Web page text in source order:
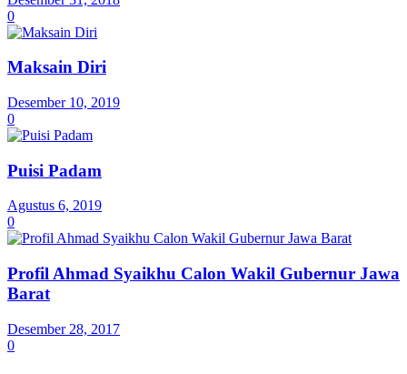
0
Maksain Diri
Desember 10, 2019
0
Puisi Padam
Agustus 6, 2019
0
Profil Ahmad Syaikhu Calon Wakil Gubernur Jawa
Barat
Desember 28, 2017
0